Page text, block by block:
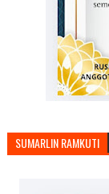
SUMARLIN RAMKUTI